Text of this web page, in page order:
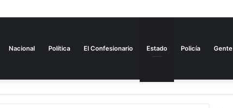
Nacional Política El Confesionario Estado Policía Gente